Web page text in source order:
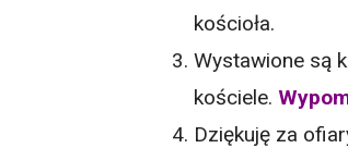
kościoła.
Wystawione są
kościele.
Dziękuję za